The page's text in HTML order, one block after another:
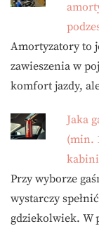
Amortyzatory to
zawieszenia w
komfort jazdy,
Jaka
(min.
Przy wyborze
wystarczy
gdziekolwiek. W